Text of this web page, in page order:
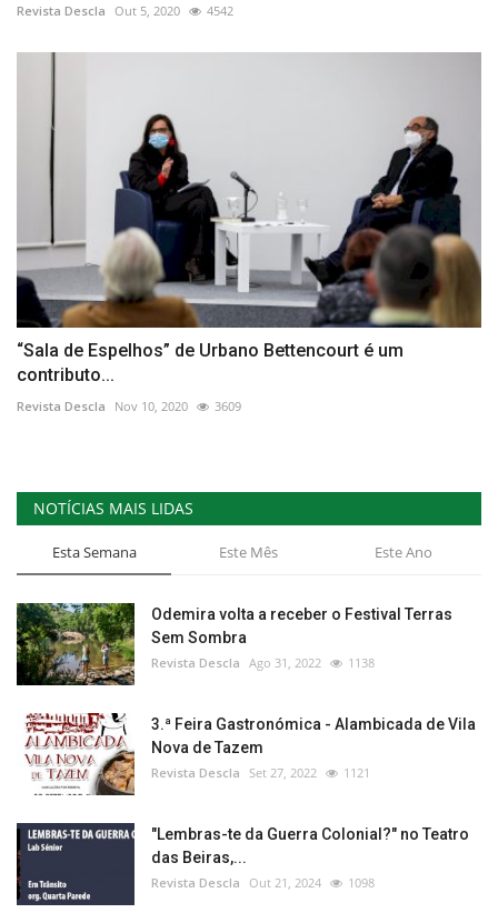
Revista Descla Out 5, 2020 4542
“Sala de Espelhos” de Urbano Bettencourt é um
contributo...
Revista Descla Nov 10, 2020 3609
NOTÍCIAS MAIS LIDAS
Esta Semana Este Mês Este Ano
Odemira volta a receber o Festival Terras
Sem Sombra
Revista Descla Ago 31, 2022 1138
3.ª Feira Gastronómica - Alambicada de Vila
Nova de Tazem
Revista Descla Set 27, 2022 1121
"Lembras-te da Guerra Colonial?" no Teatro
das Beiras,...
Revista Descla Out 21, 2024 1098